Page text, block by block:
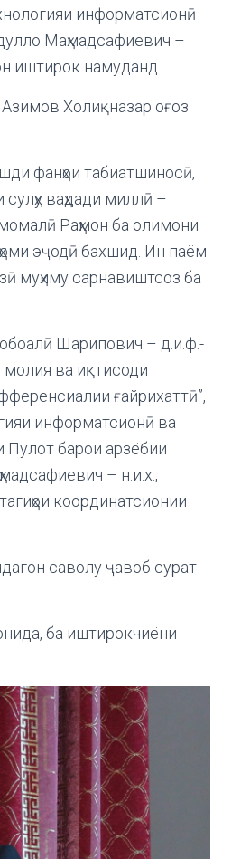
информатсионӣ
Маҳмадсафиевич –
иштирок намуданд.
Холиқназар оғоз
фанҳои табиатшиносӣ,
ваҳдади миллӣ –
Раҳмон ба олимони
эҷодӣ бахшид. Ин паём
муҳиму сарнавиштсоз ба
Шарипович – д.и.ф.-
ва иқтисоди
ғайрихаттӣ”,
информатсионӣ ва
барои арзёбии
– н.и.х.,
координатсионии
саволу ҷавоб сурат
ба иштирокчиёни